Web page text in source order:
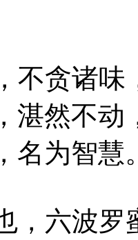
不贪诸
湛然不
名为智慧
，六波